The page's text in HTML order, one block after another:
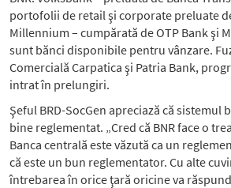
portofolii de retail şi corporate preluate
Millennium – cumpărată de OTP Bank şi
sunt bănci disponibile pentru vânzare.
Comercială Carpatica şi Patria Bank,
intrat în prelungiri.
Şeful BRD-SocGen apreciază că sistemul
bine reglementat. „Cred că BNR face o
Banca centrală este văzută ca un
că este un bun reglementator. Cu alte
întrebarea în orice ţară oricine va